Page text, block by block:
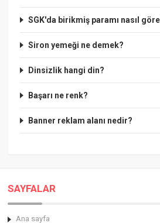
SGK'da birikmiş paramı nasıl
Siron yemeği ne demek?
Dinsizlik hangi din?
Başarı ne renk?
Banner reklam alanı nedir?
SAYFALAR
Ana sayfa